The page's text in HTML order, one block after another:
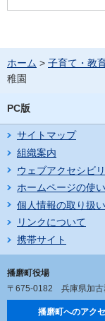
ホーム > 子育て・教
稚園
PC版
サイトマップ
組織案内
ウェブアクセシビ
ホームページの使
個人情報の取り扱
リンクについて
携帯サイト
播磨町役場
〒675-0182 兵庫県加
播磨町へのアク